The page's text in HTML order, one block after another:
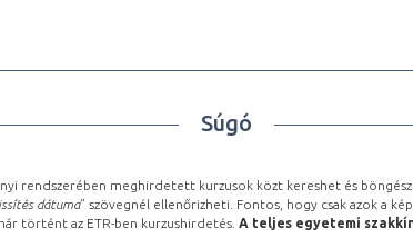
Súgó
rendszerében meghirdetett kurzusok közt kereshet és
dátuma” szövegnél ellenőrizheti. Fontos, hogy csak azok a
történt az ETR-ben kurzushirdetés. A teljes egyetemi